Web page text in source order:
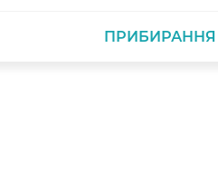
ПРИБИРАННЯ